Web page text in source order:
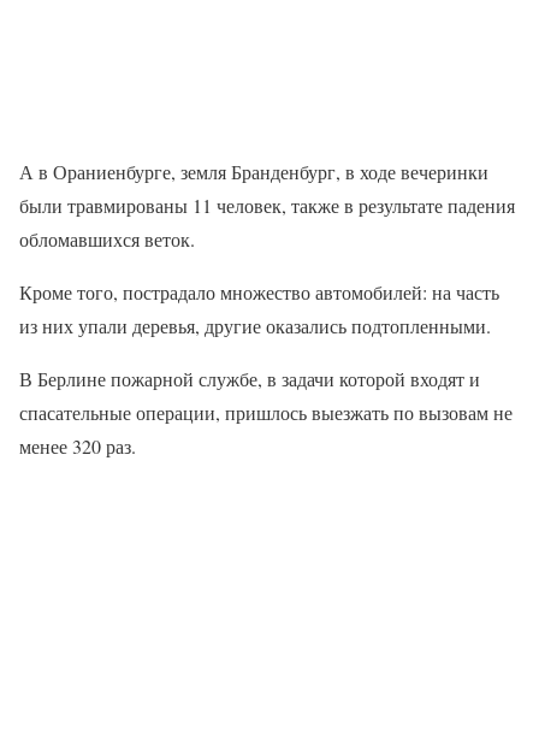
А в Ораниенбурге, земля Бранденбург, в ходе вечеринки
были травмированы 11 человек, также в результате падения
обломавшихся веток.
Кроме того, пострадало множество автомобилей: на часть
из них упали деревья, другие оказались подтопленными.
В Берлине пожарной службе, в задачи которой входят и
спасательные операции, пришлось выезжать по вызовам не
менее 320 раз.